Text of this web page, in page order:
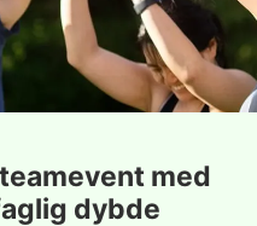
med
dybde